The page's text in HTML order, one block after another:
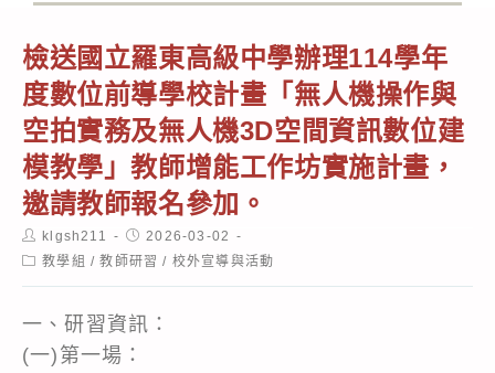
檢送國立羅東高級中學辦理114學年
度數位前導學校計畫「無人機操作與
空拍實務及無人機3D空間資訊數位建
模教學」教師增能工作坊實施計畫，
邀請教師報名參加。
Post
author:
klgsh211
Post
published:
2026-03-02
Post教學組 / 教師研習 / 校外宣導與活動
一、研習資訊：
(一)第一場：